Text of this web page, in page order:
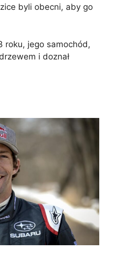
byli obecni, aby go
roku, jego samochód,
i doznał